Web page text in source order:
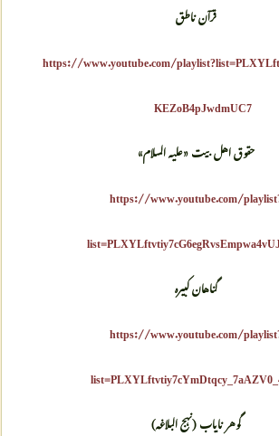
قرآن ناطق
https://www.youtube.com/
KEZoB4pJwdmUC7
حقوق اهل بیت «علیه السلام»
https://www.youtube.com/
گناهان کبیره
https://www.youtube.com/
گوهر نایاب (نہج البلاغہ)